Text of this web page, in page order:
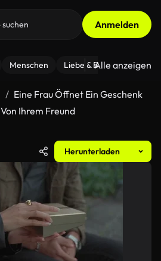
Anmelden
Menschen Liebe & Beziehungen
Alle anzeigen
Eine Frau Öffnet Ein Geschenk
Von Ihrem Freund
Herunterladen